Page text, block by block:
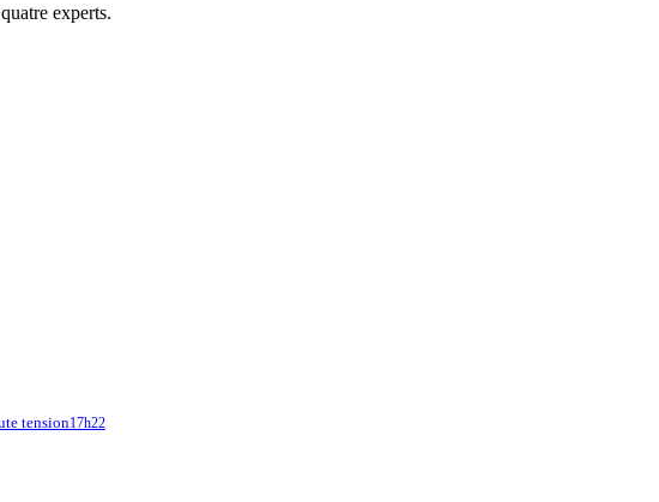
experts.
tension17h22